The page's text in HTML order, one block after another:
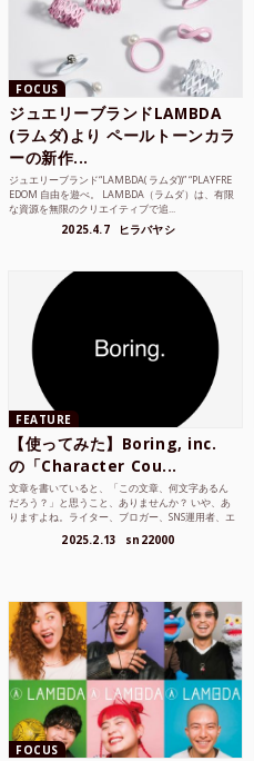
FOCUS
ジュエリーブランドLAMBDA
(ラムダ)より ペールトーンカラ
ーの新作...
ジュエリーブランド“LAMBDA( ラムダ))” “PLAYFRE
EDOM 自由を遊べ。 LAMBDA（ラムダ）は、有限
な資源を無限のクリエイティブで追...
2025.4.7 ヒラバヤシ
FEATURE
【使ってみた】Boring, inc.
の「Character Cou...
文章を書いていると、「この文章、何文字あるん
だろう？」と思うこと、ありませんか？ いや、あ
りますよね。ライター、ブロガー、SNS運用者、エ
2025.2.13 sn22000
FOCUS